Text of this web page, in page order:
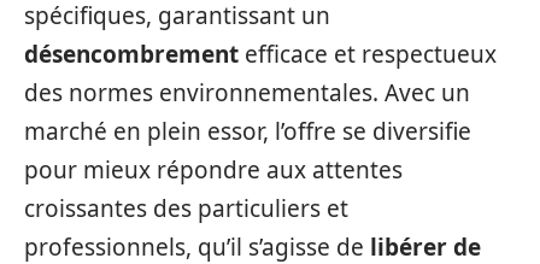
spécifiques, garantissant un
désencombrement efficace et respectueux
des normes environnementales. Avec un
marché en plein essor, l’offre se diversifie
pour mieux répondre aux attentes
croissantes des particuliers et
professionnels, qu’il s’agisse de libérer de